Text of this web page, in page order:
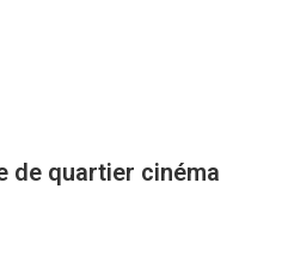
de quartier cinéma